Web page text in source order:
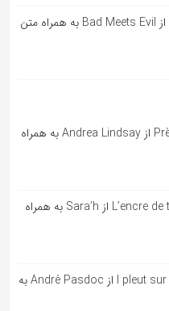
آهنگ انگلیسی Lighters از Bad Meets Evil به همراه متن
آهنگ فرانسوی Près de toi از Andrea Lindsay به همراه
آهنگ فرانسوی L’encre de tes yeux از Sara’h به همراه
آهنگ فرانسوی l pleut sur la route از André Pasdoc به